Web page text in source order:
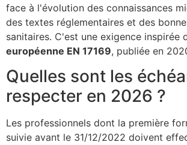
face à l'évolution des connaissances
des textes réglementaires et des
sanitaires. C'est une exigence inspirée
européenne EN 17169, publiée en
Quelles sont les
respecter en 2026 ?
Les professionnels dont la première
suivie avant le 31/12/2022 doivent